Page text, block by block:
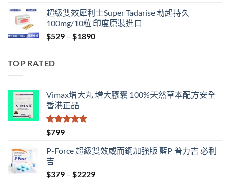
$829
through
$2129
超級雙效犀利士Super Tadarise 勃起持久
100mg/10粒 印度原裝進口
$529 – $1890Price
TOP RATED
Vimax增大丸 增大膠囊 100%天然草本配方安全
香港正品
評分
滿分 5
$799
P-Force 超級雙效威而鋼加強版 藍P 普力吉 必利
吉
$379 – $2229Price